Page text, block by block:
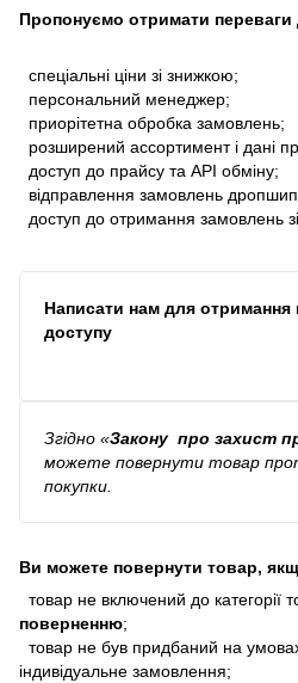
Пропонуємо отримати
спеціальні ціни зі знижкою;
персональний менеджер;
приорітетна обробка замовлень;
розширений ассортимент і дані
доступ до прайсу та API обміну;
відправлення замовлень
доступ до отримання замовлень
Написати нам для отримання
доступу
Згідно «Закону про захист
можете повернути товар
покупки.
Ви можете повернути товар,
товар не включений до категорії
поверненню;
товар не був придбаний на
індивідуальне замовлення;